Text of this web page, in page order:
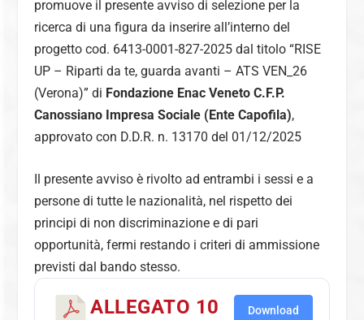
promuove il presente avviso di selezione per la
ricerca di una figura da inserire all’interno del
progetto cod. 6413-0001-827-2025 dal titolo “RISE
UP – Riparti da te, guarda avanti – ATS VEN_26
(Verona)” di Fondazione Enac Veneto C.F.P.
Canossiano Impresa Sociale (Ente Capofila),
approvato con D.D.R. n. 13170 del 01/12/2025
Il presente avviso è rivolto ad entrambi i sessi e a
persone di tutte le nazionalità, nel rispetto dei
principi di non discriminazione e di pari
opportunità, fermi restando i criteri di ammissione
previsti dal bando stesso.
ALLEGATO 10
Download